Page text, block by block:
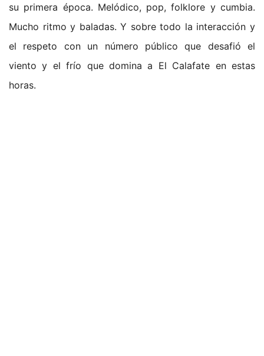
su primera época. Melódico, pop, folklore y cumbia.
Mucho ritmo y baladas. Y sobre todo la interacción y
el respeto con un número público que desafió el
viento y el frío que domina a El Calafate en estas
horas.